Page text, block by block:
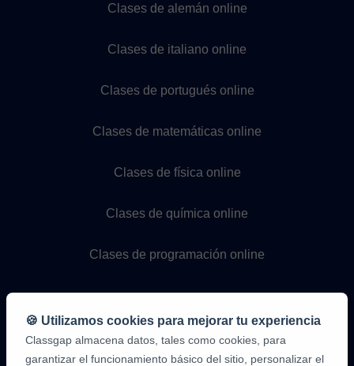
Clases de alemán online
Clases de italiano online
Clases de portugués online
Clases de matemáticas online
Clases de física online
Clases de química online
Clases de programación online
🍪 Utilizamos cookies para mejorar tu experiencia
Classgap almacena datos, tales como cookies, para
garantizar el funcionamiento básico del sitio, personalizar el